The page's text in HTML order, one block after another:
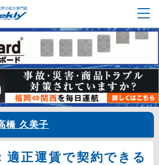
橋 久美子
適正運賃で契約できる